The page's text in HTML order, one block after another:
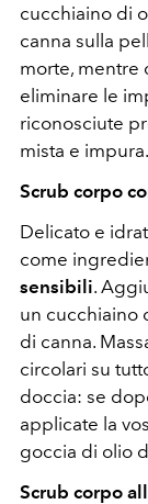
cucchiaino di
canna sulla
morte, mentre
eliminare le
riconosciute
mista e impura.
Scrub corpo
Delicato e
come
sensibili.
un cucchiaino
di canna.
circolari su
doccia: se
applicate la
goccia di olio
Scrub corpo